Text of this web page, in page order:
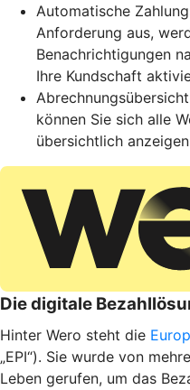
Automatische
Anforderung aus,
Benachrichtigungen
Ihre Kundschaft
können Sie sich alle
übersichtlich
Die digitale
Hinter Wero steht die
„EPI“). Sie wurde von
Leben gerufen, um das